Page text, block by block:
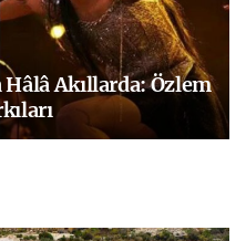
Akıllarda: Özlem